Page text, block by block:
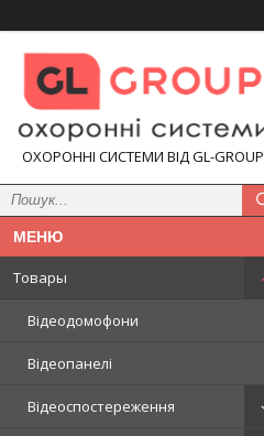
ОХОРОННІ СИСТЕМИ ВІД GL-GROUP
Товары
Відеодомофони
Відеопанелі
Відеоспостереження